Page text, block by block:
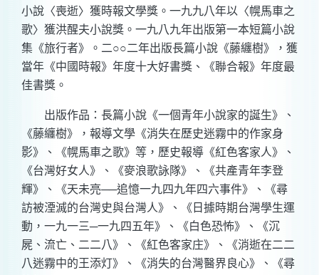
小說〈喪逝〉獲時報文學獎。一九九八年以〈幌馬車之
歌〉獲洪醒夫小說獎。一九八九年出版第一本短篇小說
集《旅行者》。二○○二年出版長篇小說《藤纏樹》，獲
當年《中國時報》年度十大好書獎、《聯合報》年度最
佳書獎。
出版作品：長篇小說《一個青年小說家的誕生》、
《藤纏樹》，報導文學《消失在歷史迷霧中的作家身
影》、《幌馬車之歌》等，歷史報導《紅色客家人》、
《台灣好女人》、《麥浪歌詠隊》、《共產青年李登
輝》、《天未亮──追憶一九四九年四六事件》、《尋
訪被湮滅的台灣史與台灣人》、《日據時期台灣學生運
動，一九一三─一九四五年》、《白色恐怖》、《沉
屍、流亡、二二八》、《紅色客家庄》、《消逝在二二
八迷霧中的王添灯》、《消失的台灣醫界良心》、《尋